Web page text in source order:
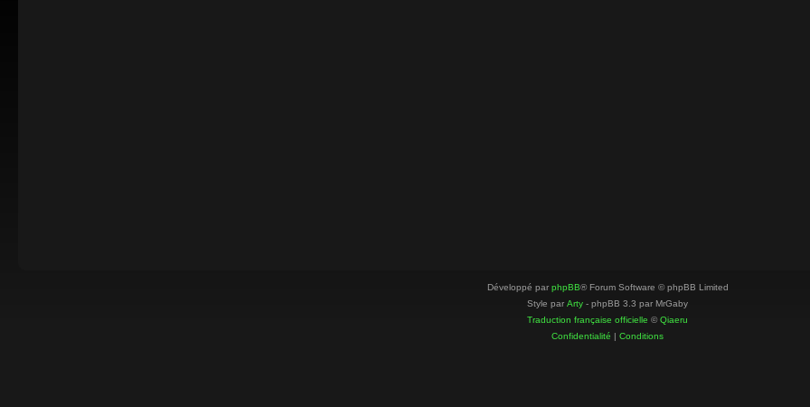
Développé par phpBB® Forum Software © phpBB Limited
Style par Arty - phpBB 3.3 par MrGaby
Traduction française officielle ©Qiaeru
Confidentialité | Conditions